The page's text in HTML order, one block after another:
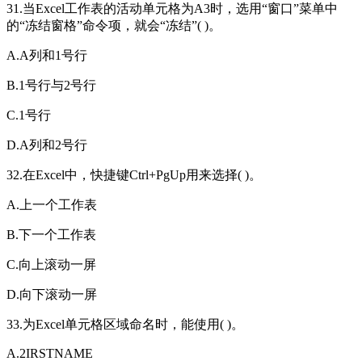
31.当Excel工作表的活动单元格为A3时，选用“窗口”菜单中
的“冻结窗格”命令项，就会“冻结”( )。
A.A列和1号行
B.1号行与2号行
C.1号行
D.A列和2号行
32.在Excel中，快捷键Ctrl+PgUp用来选择( )。
A.上一个工作表
B.下一个工作表
C.向上滚动一屏
D.向下滚动一屏
33.为Excel单元格区域命名时，能使用( )。
A.2IRSTNAME